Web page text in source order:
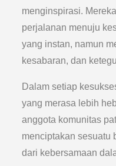
menginspirasi.
perjalanan menuju
yang instan, namun
kesabaran, dan
Dalam setiap
yang merasa lebih
anggota komunitas
menciptakan sesuatu
dari kebersamaan